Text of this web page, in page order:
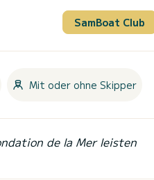
SamBoat Club
Mit oder ohne Skipper
de la Mer leisten